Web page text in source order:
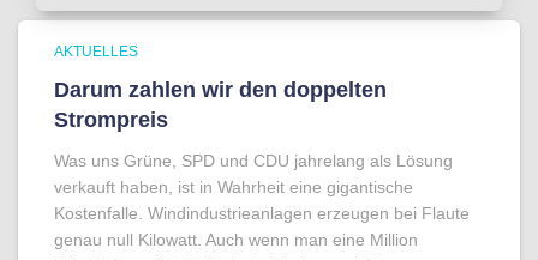
AKTUELLES
Darum zahlen wir den doppelten
Strompreis
Was uns Grüne, SPD und CDU jahrelang als Lösung
verkauft haben, ist in Wahrheit eine gigantische
Kostenfalle. Windindustrieanlagen erzeugen bei Flaute
genau null Kilowatt. Auch wenn man eine Million